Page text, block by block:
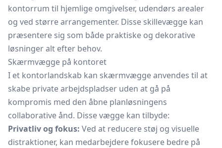
kontorrum til hjemlige omgivelser, udendørs arealer
og ved større arrangementer. Disse skillevægge kan
præsentere sig som både praktiske og dekorative
løsninger alt efter behov.
Skærmvægge på kontoret
I et kontorlandskab kan skærmvægge anvendes til at
skabe private arbejdspladser uden at gå på
kompromis med den åbne planløsningens
collaborative ånd. Disse vægge kan tilbyde:
Privatliv og fokus: Ved at reducere støj og visuelle
distraktioner, kan medarbejdere fokusere bedre på